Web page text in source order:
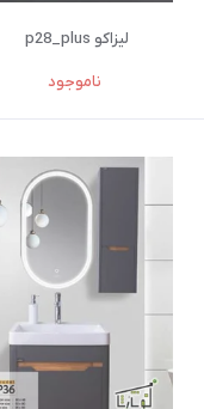
لیزاکو p28_plus
ناموجود